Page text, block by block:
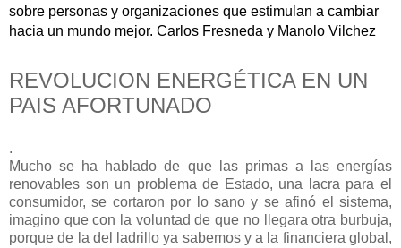
sobre personas y organizaciones que estimulan a cambiar
hacia un mundo mejor. Carlos Fresneda y Manolo Vilchez
REVOLUCION ENERGÉTICA EN UN
PAIS AFORTUNADO
.
Mucho se ha hablado de que las primas a las energías
renovables son un problema de Estado, una lacra para el
consumidor, se cortaron por lo sano y se afinó el sistema,
imagino que con la voluntad de que no llegara otra burbuja,
porque de la del ladrillo ya sabemos y a la financiera global,